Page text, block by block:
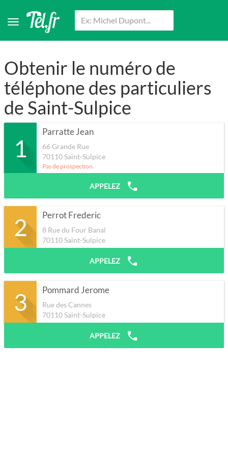
Obtenir le numéro de
téléphone des particuliers
de Saint-Sulpice
1
Parratte Jean
66 Grande Rue
70110Saint-Sulpice
Pas de prospection.
APPELEZ
2 Perrot Frederic
8 Rue du Four Banal
70110Saint-Sulpice
APPELEZ
3 Pommard Jerome
Rue des Cannes
70110Saint-Sulpice
APPELEZ